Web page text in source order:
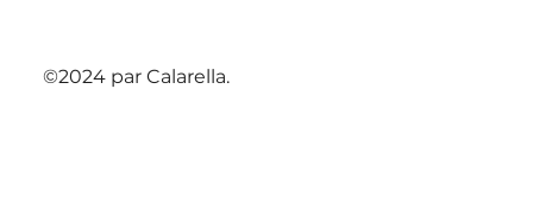
©2024 par Calarella.